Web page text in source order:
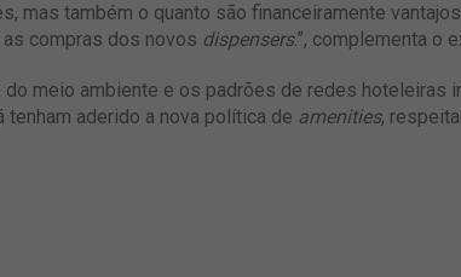
mas também o quanto são financeiramente
compras dos novos dispensers.”, complementa o
meio ambiente e os padrões de redes hoteleiras
aderido a nova política de amenities,